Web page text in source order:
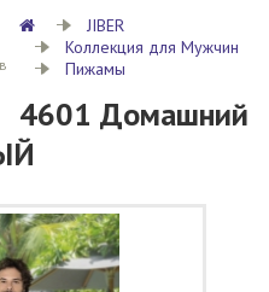
JIBER
Коллекция для Мужчин
Пижамы
4601 Домашний